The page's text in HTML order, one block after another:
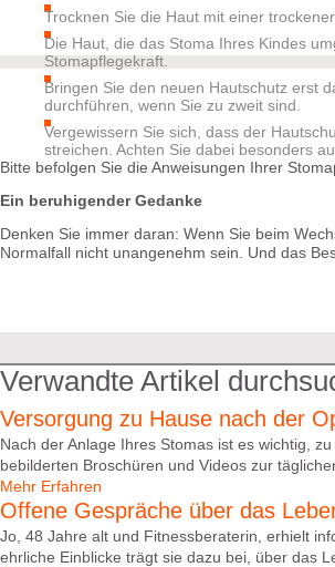
Trocknen Sie die Haut mit einer
Die Haut, die das Stoma Ihres Kindes
Stomapflegekraft.
Bringen Sie den neuen Hautschutz erst
durchführen, wenn Sie zu zweit sind.
Vergewissern Sie sich, dass der
streichen. Achten Sie dabei besonders
Bitte befolgen Sie die Anweisungen Ihrer
Ein beruhigender Gedanke
Denken Sie immer daran: Wenn Sie beim
Normalfall nicht unangenehm sein. Und das
Verwandte Artikel
Versorgung zu Hause nach der
Nach der Anlage Ihres Stomas ist es wichtig,
bebilderten Broschüren und Videos zur
Mehr Erfahren
Offene Gespräche über das
Jo, 48 Jahre alt und Fitnessberaterin, erhielt
ehrliche Einblicke trägt sie dazu bei, über das